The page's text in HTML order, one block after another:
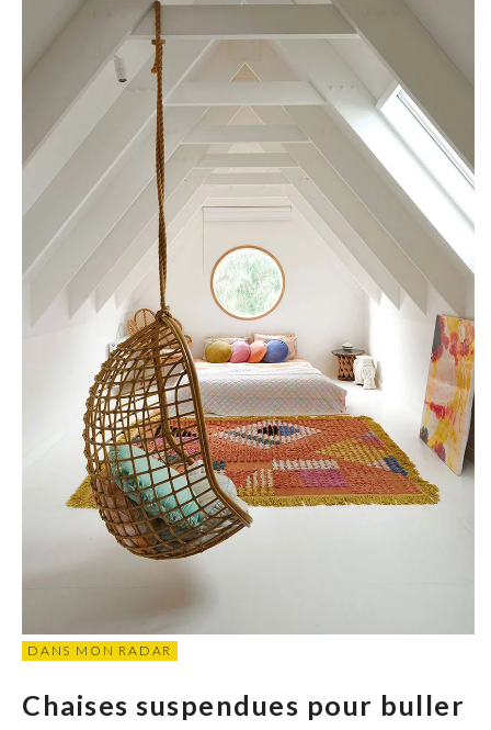
DANS MON RADAR
Chaises suspendues pour buller